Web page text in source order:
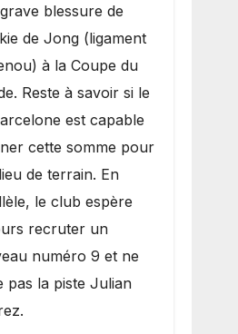
blessure de
de Jong (ligament
à la Coupe du
Reste à savoir si le
est capable
cette somme pour
de terrain. En
le club espère
recruter un
numéro 9 et ne
pas la piste Julian